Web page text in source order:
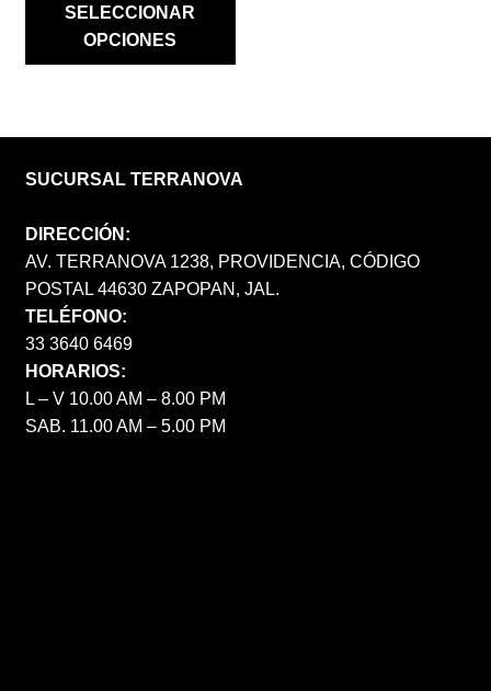
SELECCIONAR
OPCIONES
SUCURSAL TERRANOVA
DIRECCIÓN:
AV. TERRANOVA 1238, PROVIDENCIA, CÓDIGO
POSTAL 44630 ZAPOPAN, JAL.
TELÉFONO:
33 3640 6469
HORARIOS:
L – V 10.00 AM – 8.00 PM
SAB. 11.00 AM – 5.00 PM